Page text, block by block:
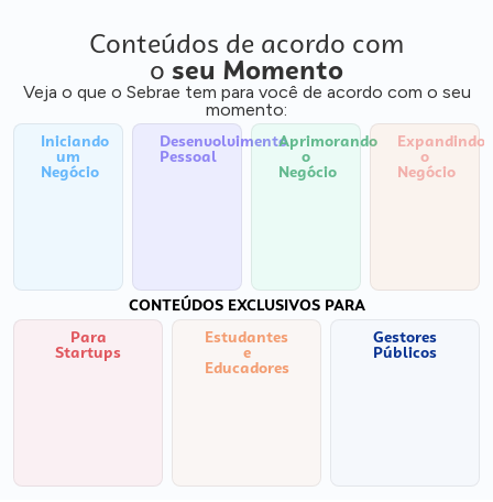
Conteúdos de acordo com
o seu Momento
Veja o que o Sebrae tem para você de acordo com o seu
momento:
Iniciando
um
Negócio
Desenvolvimento
Pessoal
Aprimorando
o
Negócio
Expandindo
o
Negócio
CONTEÚDOS EXCLUSIVOS PARA
Para
Startups
Estudantes
e
Educadores
Gestores
Públicos